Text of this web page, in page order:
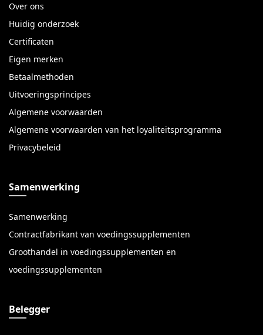
Over ons
Huidig onderzoek
Certificaten
Eigen merken
Betaalmethoden
Uitvoeringsprincipes
Algemene voorwaarden
Algemene voorwaarden van het loyaliteitsprogramma
Privacybeleid
Samenwerking
Samenwerking
Contractfabrikant van voedingssupplementen
Groothandel in voedingssupplementen en
voedingssupplementen
Belegger